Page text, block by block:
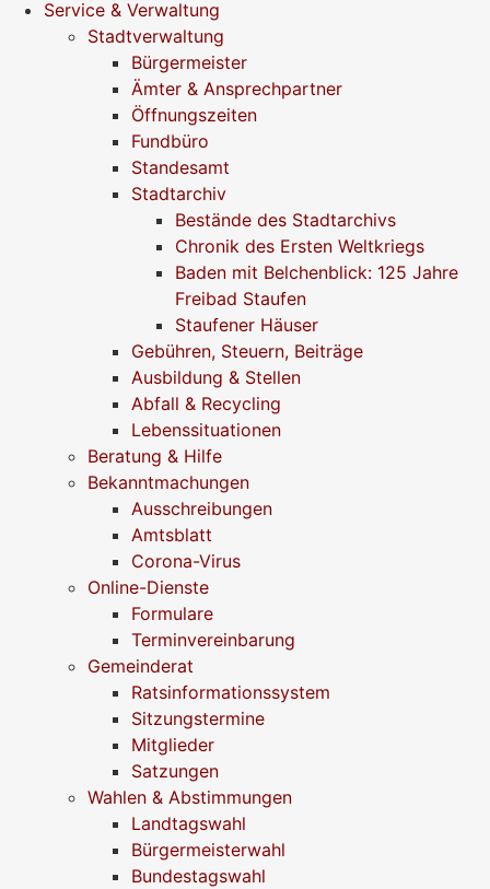
Service & Verwaltung
Stadtverwaltung
Bürgermeister
Ämter & Ansprechpartner
Öffnungszeiten
Fundbüro
Standesamt
Stadtarchiv
Bestände des Stadtarchivs
Chronik des Ersten Weltkriegs
Baden mit Belchenblick: 125 Jahre
Freibad Staufen
Staufener Häuser
Gebühren, Steuern, Beiträge
Ausbildung & Stellen
Abfall & Recycling
Lebenssituationen
Beratung & Hilfe
Bekanntmachungen
Ausschreibungen
Amtsblatt
Corona-Virus
Online-Dienste
Formulare
Terminvereinbarung
Gemeinderat
Ratsinformationssystem
Sitzungstermine
Mitglieder
Satzungen
Wahlen & Abstimmungen
Landtagswahl
Bürgermeisterwahl
Bundestagswahl